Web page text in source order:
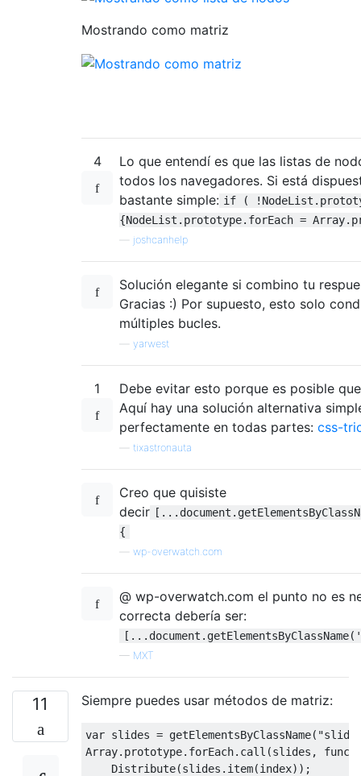
Mostrando como matriz
4
Lo que entendí es que las listas de
todos los navegadores. Si está
bastante simple: if (
{NodeList.prototype.forEach =
joshcanhelp
Solución elegante si combino tu
Gracias :) Por supuesto, esto solo
múltiples bucles.
yarwest
1
Debe evitar esto porque es posible
Aquí hay una solución alternativa
perfectamente en todas partes: css-
tixastronauta
Creo que quisiste
decir
{
wp-overwatch.com
@ wp-overwatch.com el punto no es
correcta debería ser:
— MXT
11 Siempre puedes usar métodos de matriz:
var slides = getElementsByClassName(
Array. prototype. forEach. call (slides ,
Distribute(slides . item(index));